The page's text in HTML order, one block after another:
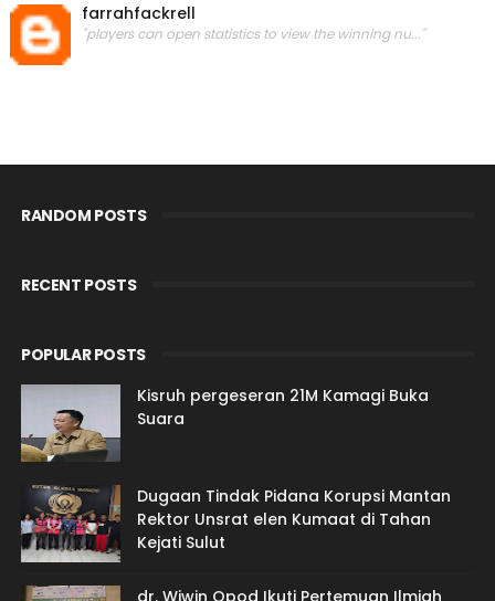
farrahfackrell
"players can open statistics to view the winning nu..."
RANDOM POSTS
RECENT POSTS
POPULAR POSTS
Kisruh pergeseran 21M Kamagi Buka
Suara
Dugaan Tindak Pidana Korupsi Mantan
Rektor Unsrat elen Kumaat di Tahan
Kejati Sulut
dr. Wiwin Opod Ikuti Pertemuan Ilmiah